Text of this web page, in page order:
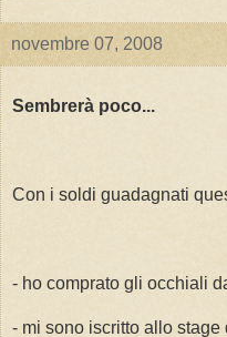
novembre 07, 2008
Sembrerà poco...
Con i soldi guadagnati
- ho comprato gli occhiali
- mi sono iscritto allo